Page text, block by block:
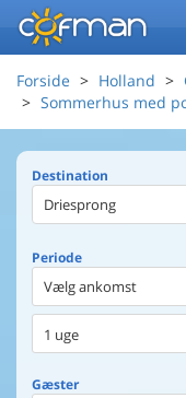
Forside Holland
Sommerhus med
Destination
Periode
Vælg ankomst
1 uge
Gæster